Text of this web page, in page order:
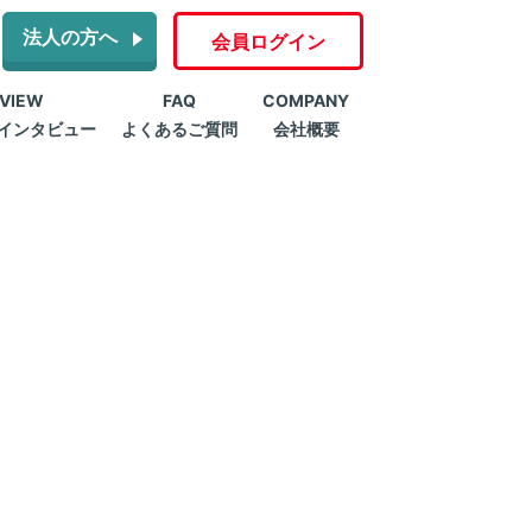
法人の方へ 会員ログイン
ンタビュー
FAQ
よくあるご質問
COMPANY
会社概要